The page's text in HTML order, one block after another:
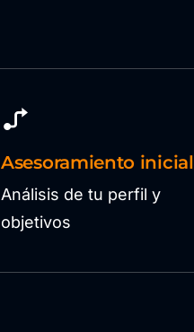
Asesoramiento inicial
Análisis de tu perfil y
objetivos